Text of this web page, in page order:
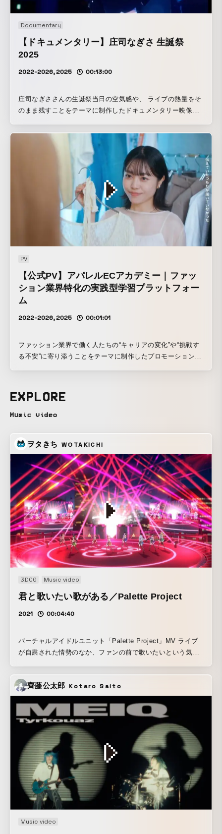
Documentary
【ドキュメンタリー】庄司なぎさ 生誕祭
2025
2022-2026, 2025 00:13:00
庄司なぎささんの生誕祭当日の空気感や、 ライブの熱量をそ
のまま残すことをテーマに制作したドキュメンタリー映像で
の表情やメンバーとのやり取りなども交えながら、 “その日
ならではの空気感”を大切に構成しています。 ライブダイジ
ェストだけでは伝わらない、 生誕祭という特別な一日の雰囲
気や温度感が伝わる映像を目指しました。
PV
【公式PV】アパレルECアカデミー｜ファッ
ション業界特化の実践型学習プラットフォー
ム
2022-2026, 2025 00:01:01
ファッション業界で働く人たちの“キャリアの変化”や“挑戦す
る不安”に寄り添うことをテーマに制作したプロモーション映
介映像ではなく、 仕事への悩みや葛藤、 そして学びを通し
て少しずつ前向きに変化していく姿を、 ストーリー性を持た
のではなく、 学びや誰かとの繋がりによって前に進める空気
感を映像全体で意識しました。 広告的な見せ方だけではな
く、 人物の表情や距離感、空気感を大切にしながら、 視聴
者自身が「自分の未来」を重ねられるような映像を目指して
います。
EXPLORE
Music video
ヲタきち WOTAKICHI
3DCG Music video
君と歌いたい歌がある／Palette Project
2021 00:04:40
バーチャルアイドルユニット「Palette Project」MV ライブ
が自粛された情勢のなか、ファンの前で歌いたいという気持
齊藤公太郎 Kotaro Saito
Music video